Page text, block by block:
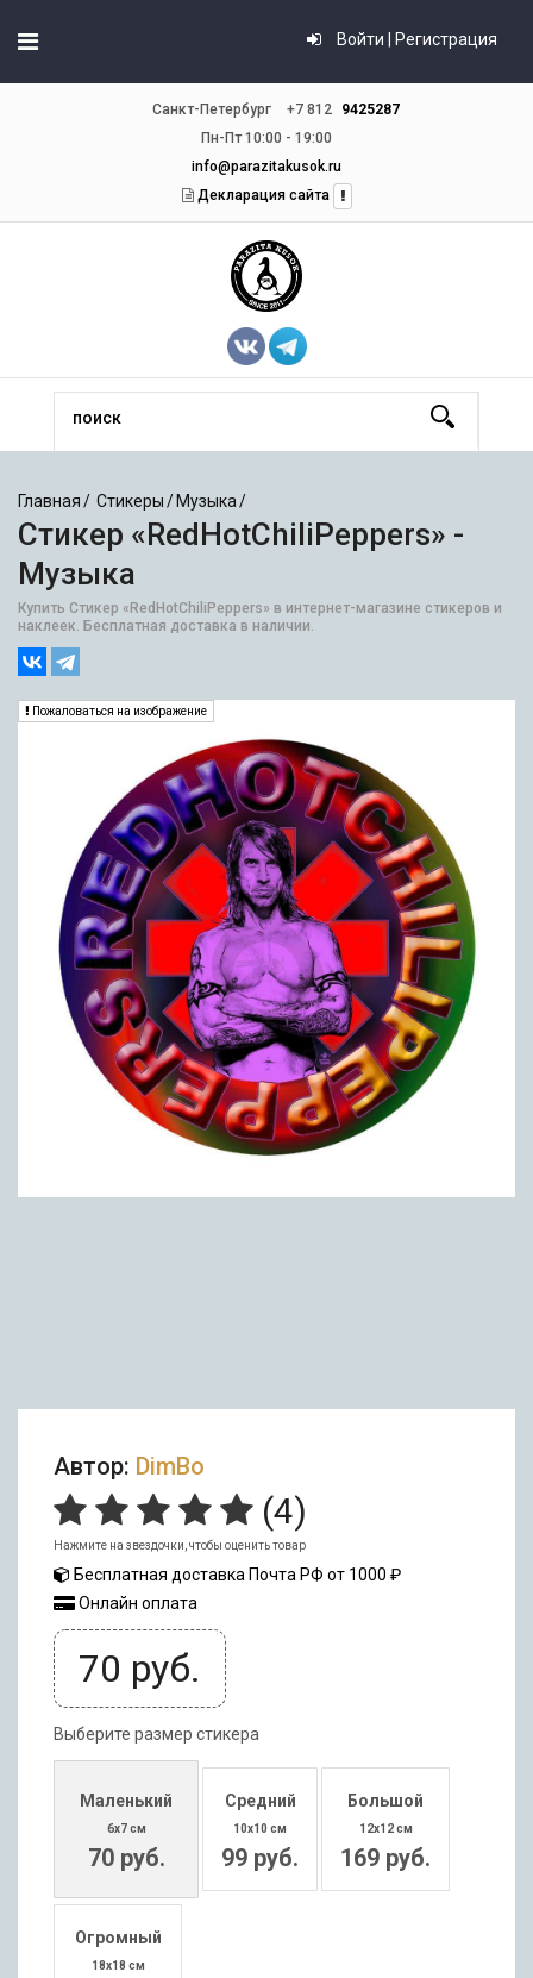
Войти | Регистрация
Санкт-Петербург +7 812
9425287
Пн-Пт 10:00 - 19:00
info@parazitakusok.ru
Декларация сайта
Главная Стикеры Музыка
Стикер «RedHotChiliPeppers» -
Музыка
Купить Стикер «RedHotChiliPeppers» в интернет-магазине стикеров и
наклеек. Бесплатная доставка в наличии.
Пожаловаться на изображение
Автор: DimBo
(4)
Нажмите на звездочки, чтобы оценить товар
Бесплатная доставка Почта РФ от 1000 ₽
Онлайн оплата
70 руб.
Выберите размер стикера
Маленький
6x7 см
70 руб.
Средний
10x10 см
99 руб.
Большой
12x12 см
169 руб.
Огромный
18x18 см